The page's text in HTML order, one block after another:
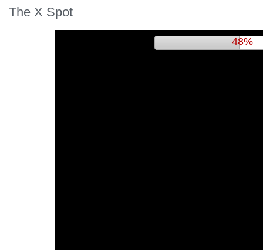
The X Spot
51%